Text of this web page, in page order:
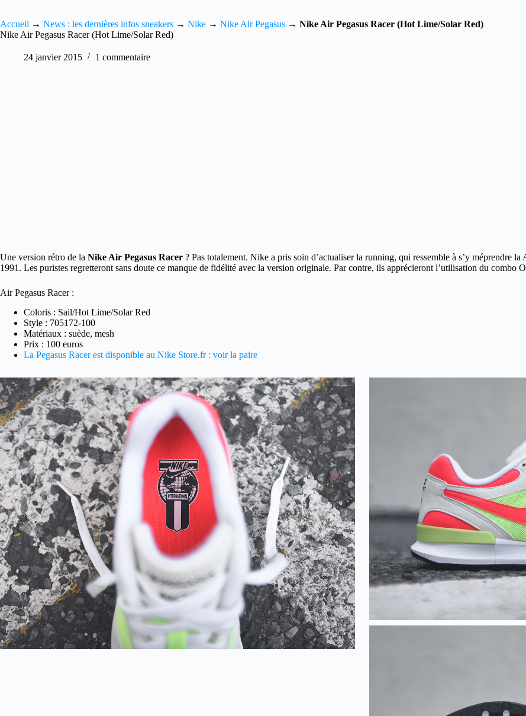
Accueil → News : les dernières infos sneakers → Nike → Nike Air Pegasus → Nike Air Pegasus Racer (Hot Lime/Solar Red)
Nike Air Pegasus Racer (Hot Lime/Solar Red)
24 janvier 2015 1 commentaire
Une version rétro de la Nike Air Pegasus Racer ? Pas totalement. Nike a pris soin d’actualiser la running, qui ressemble à s’y méprendre
1991. Les puristes regretteront sans doute ce manque de fidélité avec la version originale. Par contre, ils apprécieront l’utilisation du combo
Air Pegasus Racer :
Coloris : Sail/Hot Lime/Solar Red
Style : 705172-100
Matériaux : suède, mesh
Prix : 100 euros
La Pegasus Racer est disponible au Nike Store.fr : voir la paire